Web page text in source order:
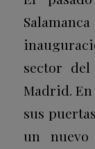
sector
Madrid.
sus
un